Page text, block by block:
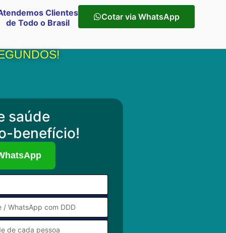
Clientes
de Todo o Brasil
Cotar via WhatsApp
saúde
benefício!